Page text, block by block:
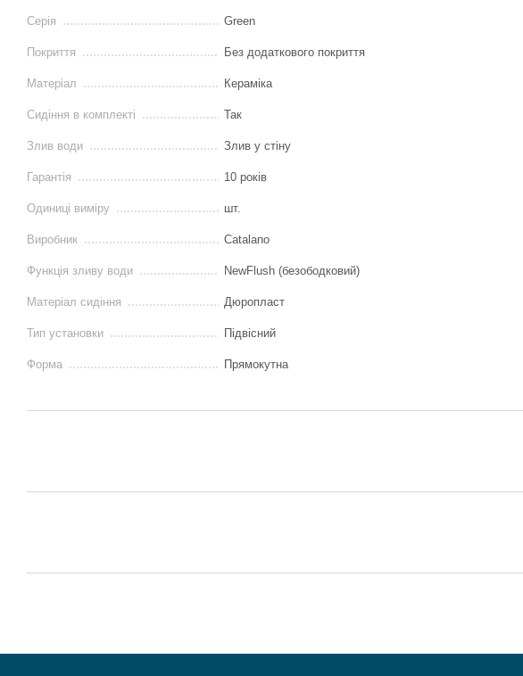
Серія Green
Покриття Без додаткового покриття
Матеріал Кераміка
Сидіння в комплекті Так
Злив води Злив у стіну
Гарантія 10 років
Одиниці виміру шт.
Виробник Catalano
Функція зливу води NewFlush (безободковий)
Матеріал сидіння Дюропласт
Тип установки Підвісний
Форма Прямокутна